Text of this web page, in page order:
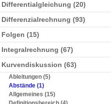
Differentialgleichung (20)
Differenzialrechnung (93)
Folgen (15)
Integralrechnung (67)
Kurvendiskussion (63)
Ableitungen (5)
Abstände (1)
Allgemeines (15)